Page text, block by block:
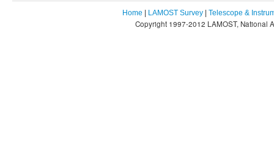
Home | LAMOST Survey | Telescope &
Copyright 1997-2012 LAMOST, National